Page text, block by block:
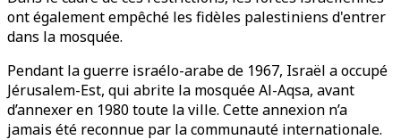
ont également empêché les fidèles palestiniens d'entrer
dans la mosquée.
Pendant la guerre israélo-arabe de 1967, Israël a occupé
Jérusalem-Est, qui abrite la mosquée Al-Aqsa, avant
d’annexer en 1980 toute la ville. Cette annexion n’a
jamais été reconnue par la communauté internationale.